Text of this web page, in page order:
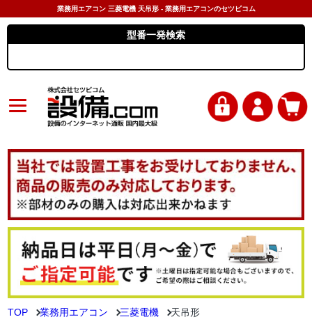
業務用エアコン 三菱電機 天吊形 - 業務用エアコンのセツビコム
型番一発検索
TOP 業務用エアコン 三菱電機 天吊形